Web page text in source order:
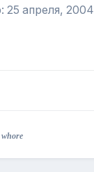
25 апреля, 2004